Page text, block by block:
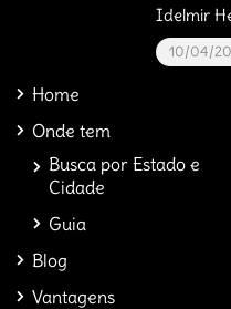
Idelmir
10/04/
Home
Onde tem
Busca por Estado e
Cidade
Guia
Blog
Vantagens